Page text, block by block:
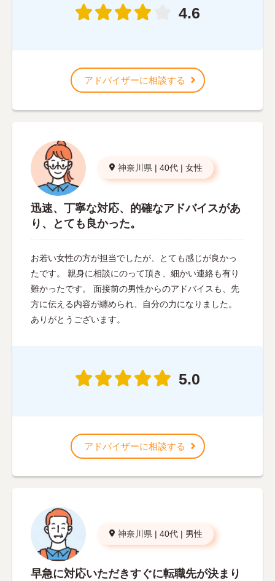
4.6
アドバイザーに相談する
神奈川県 | 40代 | 女性
迅速、丁寧な対応、的確なアドバイスがあ
り、とても良かった。
お若い女性の方が担当でしたが、とても感じが良かっ
たです。 親身に相談にのって頂き、細かい連絡も有り
難かったです。 面接前の男性からのアドバイスも、先
方に伝える内容が纏められ、自分の力になりました。
ありがとうございます。
5.0
アドバイザーに相談する
神奈川県 | 40代 | 男性
早急に対応いただきすぐに転職先が決まり